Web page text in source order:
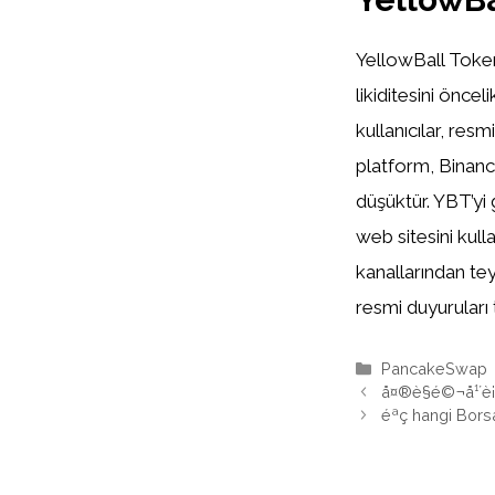
YellowBall
likiditesini
kullanıcılar,
platform,
düşüktür.
web sitesini
kanallarından
resmi
Kategoriler
PancakeSwap
éªç hangi